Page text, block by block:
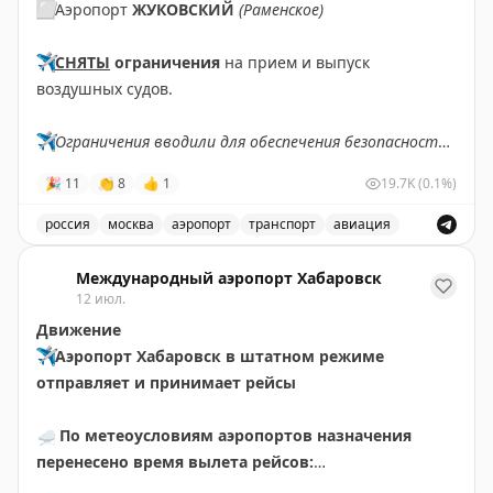
⬜️Аэропорт ЖУКОВСКИЙ (Раменское)
✈️СНЯТЫ ограничения на прием и выпуск
воздушных судов.
✈️Ограничения вводили для обеспечения безопасности
✈️ Говорит Росавиация| MAX
🎉 11 👏 8 👍 1 19.7K(0.1%)
россия москва аэропорт транспорт авиация
Международный аэропорт Хабаровск
12 июл.
Движение
✈️Аэропорт Хабаровск в штатном режиме
отправляет и принимает рейсы
☁️ По метеоусловиям аэропортов назначения
перенесено время вылета рейсов: